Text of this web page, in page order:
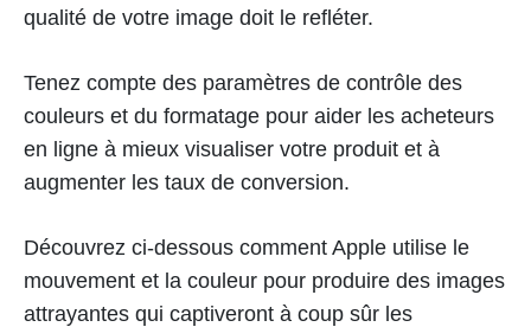
qualité de votre image doit le refléter.
Tenez compte des paramètres de contrôle des
couleurs et du formatage pour aider les acheteurs
en ligne à mieux visualiser votre produit et à
augmenter les taux de conversion.
Découvrez ci-dessous comment Apple utilise le
mouvement et la couleur pour produire des images
attrayantes qui captiveront à coup sûr les